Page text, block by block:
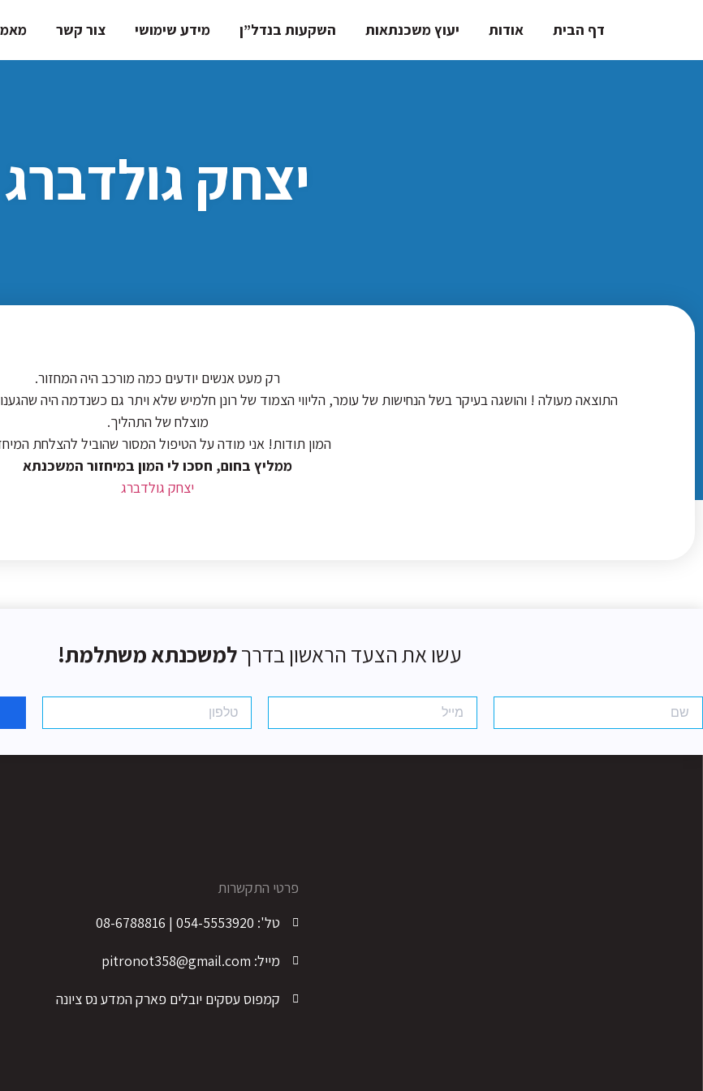
דף הבית אודות יעוץ משכנתאות השקעות בנדל”ן מידע שימושי צור קשר
יצחק גולדברג
רק מעט אנשים יודעים כמה מורכב היה המחזור.
התוצאה מעולה ! והושגה בעיקר בשל הנחישות של עומר, הליווי הצמוד של רונן חלמיש שלא ויתר גם כשנדמה היה שהגענו
מוצלח של התהליך.
המון תודות! אני מודה על הטיפול המסור שהוביל להצלחת
ממליץ בחום, חסכו לי המון במיחזור המשכנתא
יצחק גולדברג
עשו את הצעד הראשון בדרךלמשכנתא משתלמת!
פרטי התקשרות
טל': 054-5553920 | 08-6788816
מייל: pitronot358@gmail.com
קמפוס עסקים יובלים פארק המדע נס ציונה